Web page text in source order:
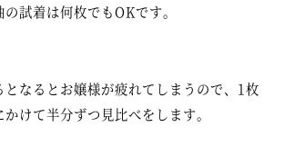
試着は何枚でもOKです。
となるとお嬢様が疲れてしまうので、1枚
けて半分ずつ見比べをします。